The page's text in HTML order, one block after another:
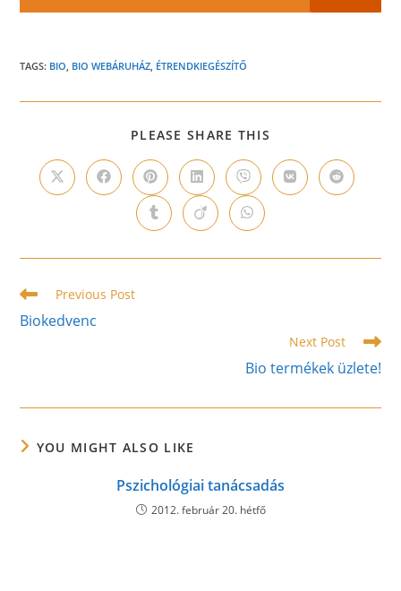
TAGS: BIO, BIO WEBÁRUHÁZ, ÉTRENDKIEGÉSZÍTŐ
PLEASE SHARE THIS
CONTENT
Opens
in
Opens
in
window
Opens
in
a
new
window
Opens
in
a
new
window
Opens
in
a
new
window
Opens
in
Opens
in
Opens
in
new
Opens
in
new
Opens
in
new
Read
more
articles
Previous Post
Biokedvenc
Next Post
Bio termékek üzlete!
YOU MIGHT ALSO LIKE
Pszichológiai tanácsadás
2012. február 20. hétfő